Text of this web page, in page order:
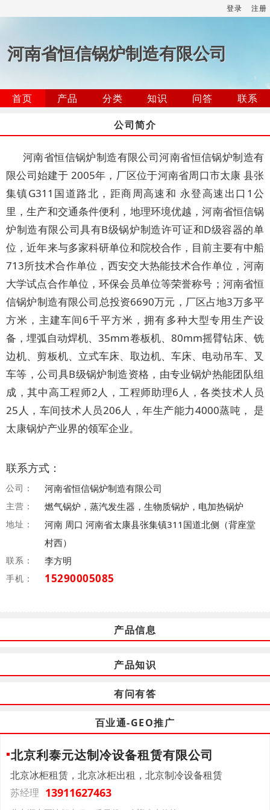
登录 注册
河南省恒信锅炉制造有限公司
首页 产品 分类 知识 问答
联系
公司简介
河南省恒信锅炉制造有限公司河南省恒信锅炉制造有
限公司始建于 2005年，厂区位于河南省周口市太康 县张
集镇G311国道路北，距商周高速和 永登高速出口1公
里，生产和交通条件便利，地理环境优越，河南省恒信锅
炉制造有限公司具有B级锅炉制造许可证和D级容器的单
位，近年来与多家科研单位和院校合作，目前主要有中船
713所技术合作单位，西安交大热能技术合作单位，河南
大学试点合作单位，环保会员单位等荣誉称号；河南省恒
信锅炉制造有限公司总投资6690万元，厂区占地3万多平
方米，主建车间6千平方米，拥有多种大型专用生产设
备，埋弧自动焊机、35mm卷板机、80mm摇臂钻床、铣
边机、剪板机、立式车床、取边机、车床、电动吊车、叉
车等，公司具B级锅炉制造资格，由专业锅炉热能团队组
成，其中高工程师2人，工程师助理6人，各类技术人员
25人，车间技术人员206人，年生产能力4000蒸吨， 是
太康锅炉产业界的领军企业。
联系方式：
公司： 河南省恒信锅炉制造有限公司
主营： 燃气锅炉，蒸汽发生器，生物质锅炉，电加热锅炉
地址：
河南 周口 河南省太康县张集镇311国道北侧（背座堂
村西）
联系： 李方明
手机： 15290005085
产品信息
产品知识
有问有答
百业通-GEO推广
北京利泰元达制冷设备租赁有限公司
北京冰柜租赁，北京冰柜出租，北京制冷设备租赁
苏经理 13911627463